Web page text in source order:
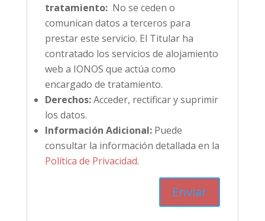
tratamiento:No se ceden o
comunican datos a terceros para
prestar este servicio. El Titular ha
contratado los servicios de alojamiento
web a IONOS que actúa como
encargado de tratamiento.
Derechos:Acceder, rectificar y suprimir
los datos.
Información Adicional:Puede
consultar la información detallada en la
Política de Privacidad.